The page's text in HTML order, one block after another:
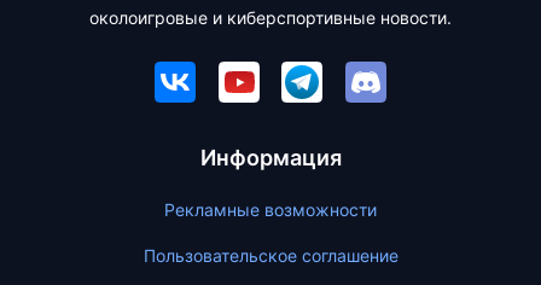
околоигровые и киберспортивные новости.
Информация
Рекламные возможности
Пользовательское соглашение